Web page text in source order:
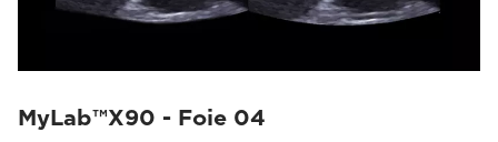
MyLab™X90 - Foie 04